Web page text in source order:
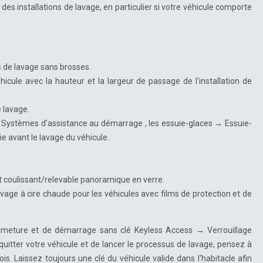
installations de lavage, en particulier si votre véhicule comporte
lavage sans brosses.
avec la hauteur et la largeur de passage de l'installation de
d'assistance au démarrage , les essuie-glaces → Essuie-
avant le lavage du véhicule.
relevable panoramique en verre.
à cire chaude pour les véhicules avec films de protection et de
et de démarrage sans clé Keyless Access → Verrouillage
votre véhicule et de lancer le processus de lavage, pensez à
Laissez toujours une clé du véhicule valide dans l'habitacle afin